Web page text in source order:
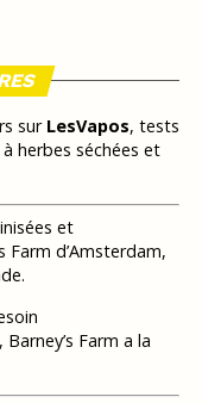
sur LesVapos, tests
herbes séchées et
et
Farm d’Amsterdam,
, Barney’s Farm a la